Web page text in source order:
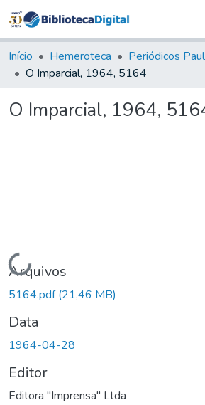
&
Coleções
Tudo na
Digital
Início Hemeroteca Periódicos
O Imparcial, 1964, 5164
O Imparcial, 1964,
Carregando...
Arquivos
5164.pdf(21,46 MB)
Data
1964-04-28
Editor
Editora "Imprensa" Ltda